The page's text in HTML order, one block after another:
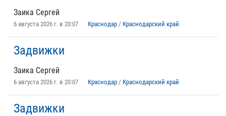
Заика Сергей
6 августа 2026 г. в 20:07 Краснодар / Краснодарский край
Задвижки
Заика Сергей
6 августа 2026 г. в 20:07 Краснодар / Краснодарский край
Задвижки